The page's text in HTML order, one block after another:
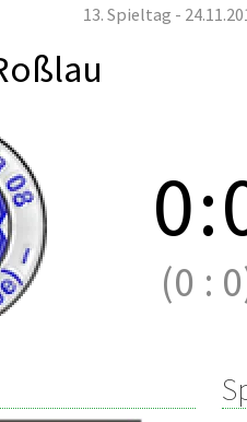
13. Spieltag -
0:
(0 :